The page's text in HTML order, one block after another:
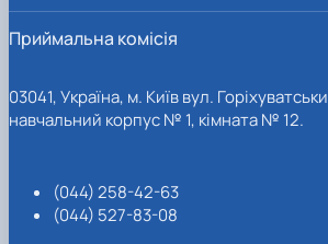
Приймальна комісія
03041, Україна, м. Київ вул.
навчальний корпус № 1, кімната № 12.
(044) 258-42-63
(044) 527-83-08